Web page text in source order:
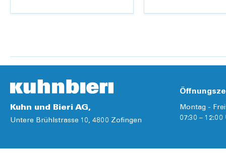
Kuhn und Bieri AG,
Untere Brühlstrasse 10, 4800 Zofingen
Montag -
07:30 –